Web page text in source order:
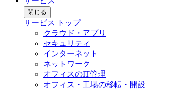
閉じる
サービス トップ
クラウド・アプリ
セキュリティ
インターネット
ネットワーク
オフィスのIT管理
オフィス・工場の移転・開設